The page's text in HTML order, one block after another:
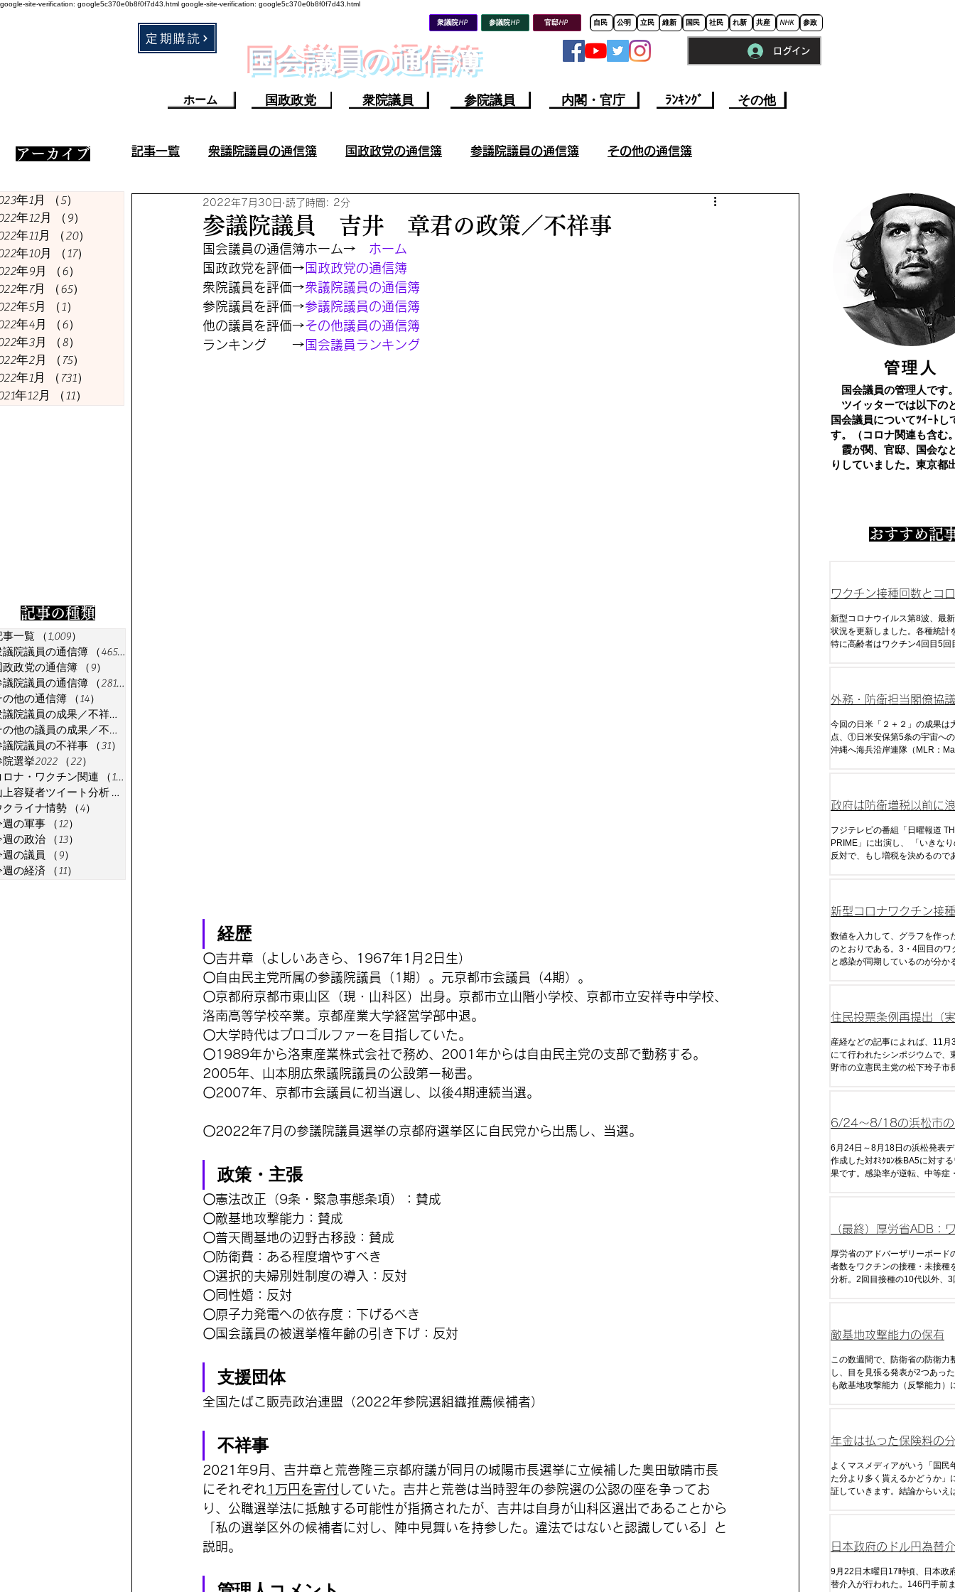
google-site-verification: google5c370e0b8f0f7d43.html google-site-verification: google5c370e0b8f0f7d43.html
定期購読
衆議院HP 参議院HP
​国会議員の通信簿
ホーム 国政政党 衆院議員 参院議員
官邸HP 自民 公明 立民 維新 国民 社民 れ新 共産 NHK 参政
ログイン
内閣・官庁 ﾗﾝｷﾝｸﾞ その他
​アーカイブ
年1月 （5）
年12月
（9）
年11月
（20）
年10月
（17）
年9月
（6）
年7月
（65）
年5月
（1）
年4月
（6）
年3月
（8）
年2月
（75）
年1月
（731）
年12月
（11）
​記事の種類
事一覧 （1,009）
議院議員の通信簿
（465）
政政党の通信簿
（9）
議院議員の通信簿
（281）
の他の通信簿
（14）
衆議院議員の成果／不祥事
その他の議員の成果／不祥事
議院議員の不祥事
（31）
院選挙2022
（22）
ロナ・ワクチン関連
（18）
上容疑者ツイート分析 （1）
クライナ情勢
（4）
週の軍事
（12）
週の政治
（13）
週の議員
（9）
週の経済
（11）
記事一覧 衆議院議員の通信簿 国政政党の通信簿 参議院議員の通信簿 その他の通信簿
衆議院議員の成果／不祥事 その他の議員の成果／不祥事 参院選挙2022
コロナ・ワクチン関連 山上容疑者ツイート分析
今週の議員 今週の経済
参議院議員 吉井 章君の政策／不祥事
2022年7月30日 読了時間: 2分
国会議員の通信簿ホーム→ ホーム
国政政党を評価→ 国政政党の通信簿
衆院議員を評価→衆議院議員の通信簿
参院議員を評価→参議院議員の通信簿
他の議員を評価→その他議員の通信簿
ランキング　　→ 国会議員ランキング
経歴
〇吉井章（よしいあきら、1967年1月2日生）
〇自由民主党所属の参議院議員（1期）。元京都市会議員（4期）。
〇京都府京都市東山区（現・山科区）出身。京都市立山階小学校、京都市立安祥寺中学校、
洛南高等学校卒業。京都産業大学経営学部中退。
〇大学時代はプロゴルファーを目指していた。
〇1989年から洛東産業株式会社で務め、2001年からは自由民主党の支部で勤務する。
2005年、山本朋広衆議院議員の公設第一秘書。
〇2007年、京都市会議員に初当選し、以後4期連続当選。
〇2022年7月の参議院議員選挙の京都府選挙区に自民党から出馬し、当選。
政策・主張
〇憲法改正（9条・緊急事態条項）：賛成
〇敵基地攻撃能力：賛成
〇普天間基地の辺野古移設：賛成
〇防衛費：ある程度増やすべき
〇選択的夫婦別姓制度の導入：反対
〇同性婚：反対
〇原子力発電への依存度：下げるべき
〇国会議員の被選挙権年齢の引き下げ：反対
支援団体
全国たばこ販売政治連盟（2022年参院選組織推薦候補者）
不祥事
2021年9月、吉井章と荒巻隆三京都府議が同月の城陽市長選挙に立候補した奥田敏晴市長
にそれぞれ1万円を寄付 していた。吉井と荒巻は当時翌年の参院選の公認の座を争ってお
り、公職選挙法に抵触する可能性が指摘されたが、吉井は自身が山科区選出であることから
「私の選挙区外の候補者に対し、陣中見舞いを持参した。違法ではないと認識している」と
説明。
​管理人
国会議員の管理人です
ツイッターでは以下の
国会議員についてﾂｲｰﾄし
す。（コロナ関連も含む
霞が関、官邸、国会な
りしていました。東京都
おすすめ記
ワクチン接種回数とコ
及びコロナ死
新型コロナウイルス第8波、最
状況を更新しました。各種統計
特に高齢者はワクチン4回目5回
外務・防衛担当閣僚協
ラス2）
今回の日米「２＋２」の成果は
点、①日米安保第5条の宇宙へ
沖縄へ海兵沿岸連隊（MLR：
政府は防衛増税以前に
くすべき
フジテレビの番組「日曜報道
PRIME」に出演し、 「いきなりの増税には
反対で、もし増税を決めるので
断いただく必要が当然ある」と
た。
新型コロナワクチン接
ナ感染・死・超過死亡
数値を入力して、グラフを作っ
のとおりである。3・4回目のワ
と感染が同期しているのが分か
の波形と強く相関していること
住民投票条例再提出（
国人参政権） へ 松下市
向表明
産経などの記事によれば、11月
にて行われたシンポジウムで、
野市の立憲民主党の松下玲子市
でも投票権を与えると明言し、
の政策決定
6/24～8/18の浜松市の
ワクチン効果（発症率
率・重症率）
6月24日～8月18日の浜松発表
作成した対ｵﾐｸﾛﾝ株BA5に対す
果です。感染率が逆転、中等症
（最終）厚労省ADB：
接種による発症率の逆転
厚労省のアドバーザリーボード
者数をワクチンの接種・未接種
分析。2回目接種の10代以外、3
敵基地攻撃能力の保有
この数週間で、防衛省の防衛力
し、目を見張る発表が2つあっ
も敵基地攻撃能力（反撃能力）
年金は払った保険料の
く貰えるのか
よくマスメディアがいう「国民
た分より多く貰えるかどうか」
証していきます。結論からいえ
きな理由は「税金」です。
日本政府のドル円為替
析・予想
9月22日木曜日17時頃、日本政
替介入が行われた。146円手前